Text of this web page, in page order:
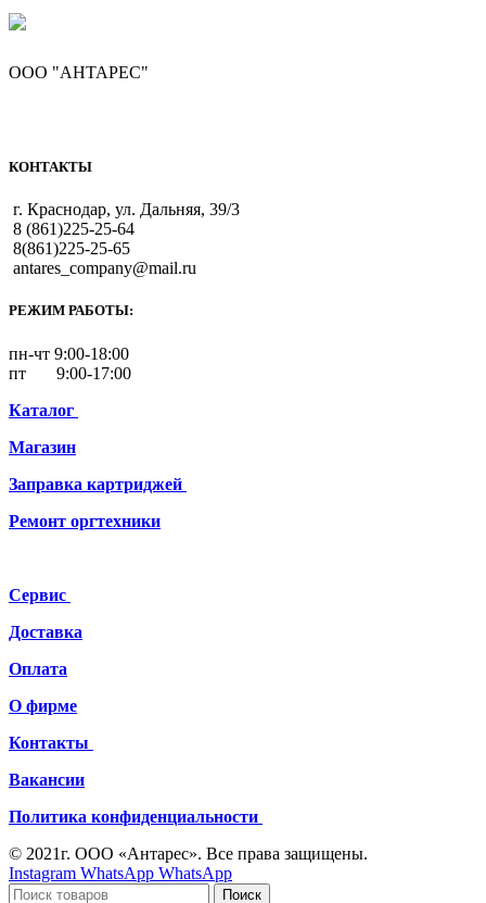
ООО "АНТАРЕС"
КОНТАКТЫ
г. Краснодар, ул. Дальняя, 39/3
8 (861)225-25-64
8(861)225-25-65
antares_company@mail.ru
РЕЖИМ РАБОТЫ:
пн-чт 9:00-18:00
пт 9:00-17:00
Каталог
Магазин
Заправка картриджей
Ремонт оргтехники
Сервис
Доставка
Оплата
О фирме
Контакты
Вакансии
Политика конфиденциальности
© 2021г. ООО «Антарес». Все права защищены.
Instagram WhatsApp WhatsApp
Поиск